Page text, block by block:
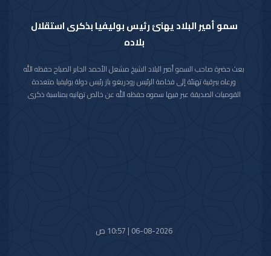
سمو أمير البلاد يهنئ رئيس بوليفيا بذكرى استقلال
بلاده
بعث حضرة صاحب السمو أمير البلاد الشيخ مشعل الأحمد الجابر الصباح حفظه الله
ورعاه ببرقية تهنئة إلى فخامة الرئيس رودريغو باز رئيس دولة بوليفيا متعددة
القوميات الصديقة عبر فيها سموه حفظه الله عن خالص تهانيه بمناسبة ذكرى
06-08-2026 | 10:57 ص